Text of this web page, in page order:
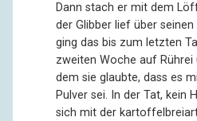
Dann stach er mit dem
der Glibber lief über seinen
ging das bis zum letzten
zweiten Woche auf Rührei
dem sie glaubte, dass es
Pulver sei. In der Tat, kein
sich mit der